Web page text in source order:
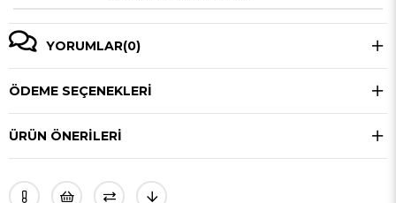
YORUMLAR(0)
ÖDEME SEÇENEKLERI
ÜRÜN ÖNERILERI